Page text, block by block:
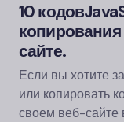
10 кодов
копирования
сайте.
Если вы хотите
или копировать
своем веб-сайте